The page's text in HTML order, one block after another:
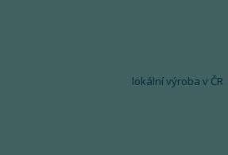
lokální výroba v ČR